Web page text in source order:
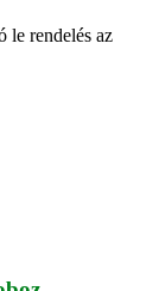
le rendelés az